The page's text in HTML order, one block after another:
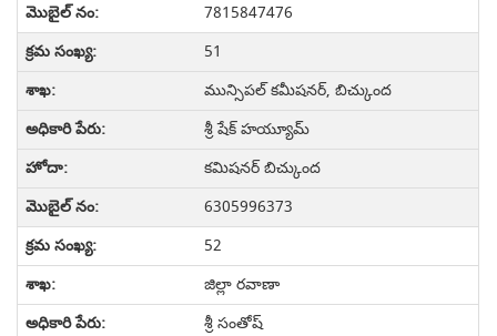
7815847476
51
మున్సిపల్ కమీషనర్, బిచ్కుంద
శ్రీ షేక్ హయ్యూమ్
కమిషనర్ బిచ్కుంద
6305996373
52
జిల్లా రవాణా
శ్రీ సంతోష్